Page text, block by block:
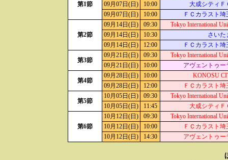
第1節
09月07日(日)
10:00
大成シティＦ
09月07日(日)
10:00 ＦＣカラスト埼
第2節
09月14日(日) 09:30
Tokyo International
09月14日(日)
10:30
さいた
09月14日(日)
12:00 ＦＣカラスト埼
第3節
09月21日(日) 09:30
Tokyo International
09月21日(日)
10:00 アヴェントゥー
第4節
09月28日(日) 10:00
KONOSU
09月28日(日)
12:00 ＦＣカラスト埼
第5節
10月05日(日) 09:30
Tokyo International
10月05日(日)
11:45 大成シティＦ
第6節
10月12日(日) 09:30
Tokyo International
10月12日(日)
10:00
ＦＣカラスト埼
10月12日(日)
14:30 アヴェントゥー